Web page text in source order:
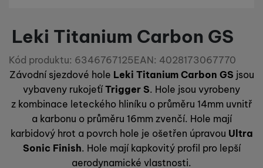
Leki Titanium Carbon GS
Kód produktu: 6346767125EAN: 4028173067770
Závodní sjezdové hole Leki Titanium Carbon GS jsou
vybaveny rukojeťíTrigger S. Hole jsou vyrobeny
z kombinace leteckého hliníku o průměru 14mm uvnitř
a karbonu o průměru 16mm zvenčí. Hole mají
karbidový hrot a povrch hole je ošetřen úpravou Ultra
Sonic Finish. Hole mají kapkovitý profil pro lepší
aerodynamické vlastnosti.